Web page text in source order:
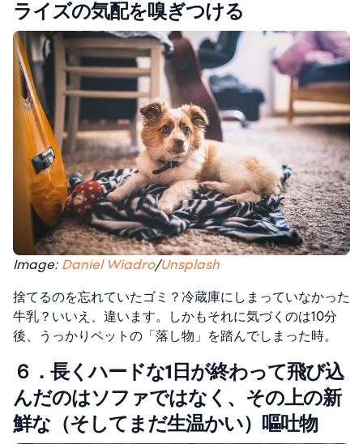
ライズの気配を嗅ぎつける
Image: Daniel Wiadro/Unsplash
捨てるのを忘れていたゴミ？冷蔵庫にしまっていなかった
牛乳？いいえ、違います。しかもそれに気づくのは10分
後、うっかりペットの「落し物」を踏んでしまった時。
６．長くハードな1日が終わって飛び込
んだのはソファではなく、その上の新
鮮な（そしてまだ生温かい）嘔吐物